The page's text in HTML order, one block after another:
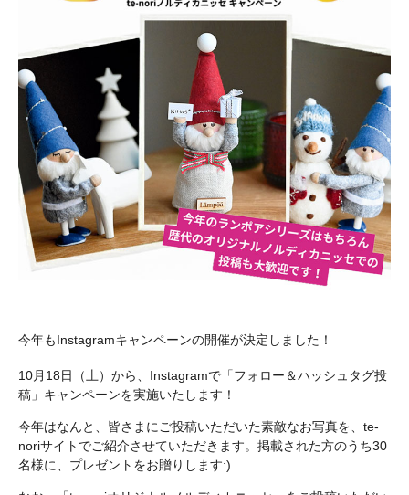
今年もInstagramキャンペーンの開催が決定しました！
10月18日（土）から、Instagramで「フォロー＆ハッシュタグ投
稿」キャンペーンを実施いたします！
今年はなんと、皆さまにご投稿いただいた素敵なお写真を、te-
noriサイトでご紹介させていただきます。掲載された方のうち30
名様に、プレゼントをお贈りします:)